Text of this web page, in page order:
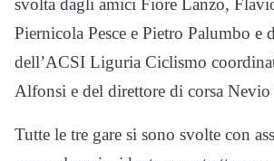
svolta dagli amici Fiore Lanzo,
Piernicola Pesce e Pietro Palumbo e
dell’ACSI Liguria Ciclismo
Alfonsi e del direttore di corsa Nevio
Tutte le tre gare si sono svolte con